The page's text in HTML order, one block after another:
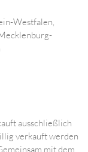
Westfalen,
ausschließlich
verkauft werden
mit dem